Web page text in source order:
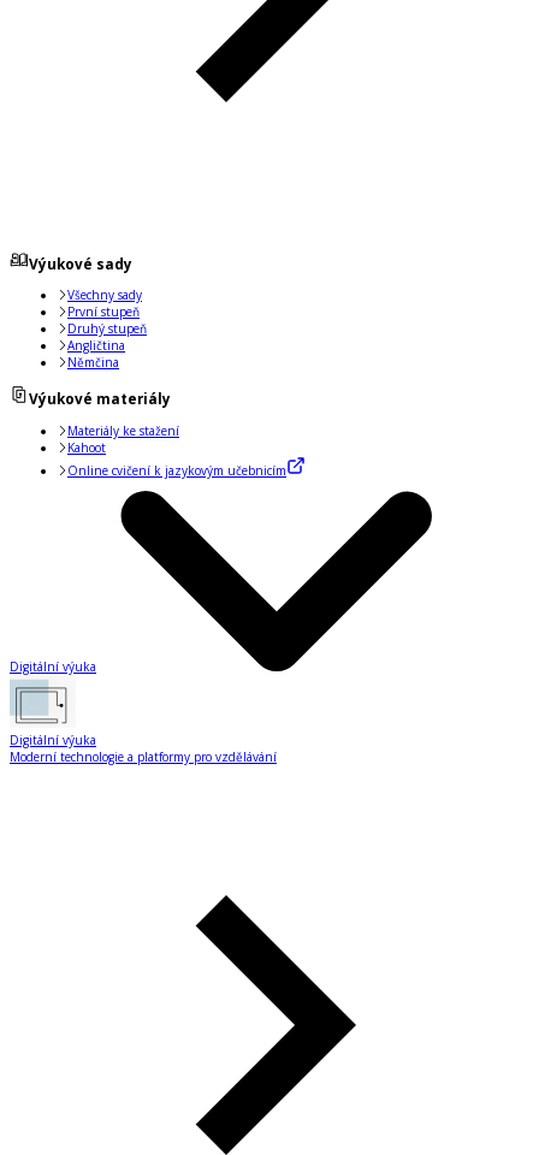
Výukové sady
Všechny sady
První stupeň
Druhý stupeň
Angličtina
Němčina
Výukové materiály
Materiály ke stažení
Kahoot
Online cvičení k jazykovým učebnicím
Digitální výuka
Digitální výuka
Moderní technologie a platformy pro vzdělávání